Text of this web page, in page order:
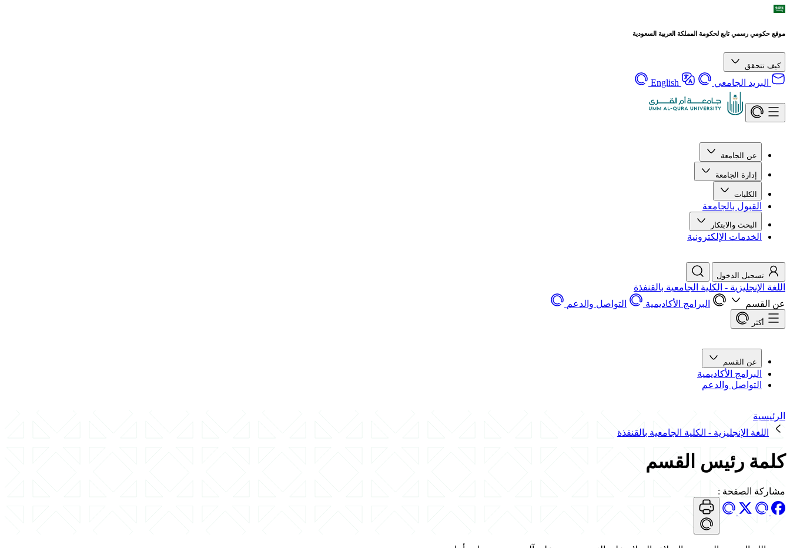
موقع حكومي رسمي تابع لحكومة المملكة العربية السعودية
كيف تتحقق
البريد الجامعي English
عن الجامعة
إدارة الجامعة
الكليات
القبول بالجامعة
البحث والابتكار
الخدمات الإلكترونية
تسجيل الدخول
اللغة الإنجليزية - الكلية الجامعية بالقنفذة
عن القسم
البرامج الأكاديمية التواصل والدعم
أكثر
عن القسم
البرامج الأكاديمية
التواصل والدعم
الرئيسية
اللغة الإنجليزية - الكلية الجامعية بالقنفذة
كلمة رئيس القسم
مشاركة الصفحة :